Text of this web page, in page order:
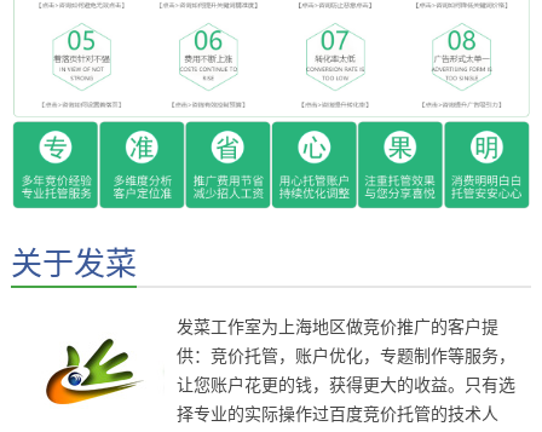
关于发菜
发菜工作室为上海地区做竞价推广的客户提
供：竞价托管，账户优化，专题制作等服务，
让您账户花更的钱，获得更大的收益。只有选
择专业的实际操作过百度竞价托管的技术人